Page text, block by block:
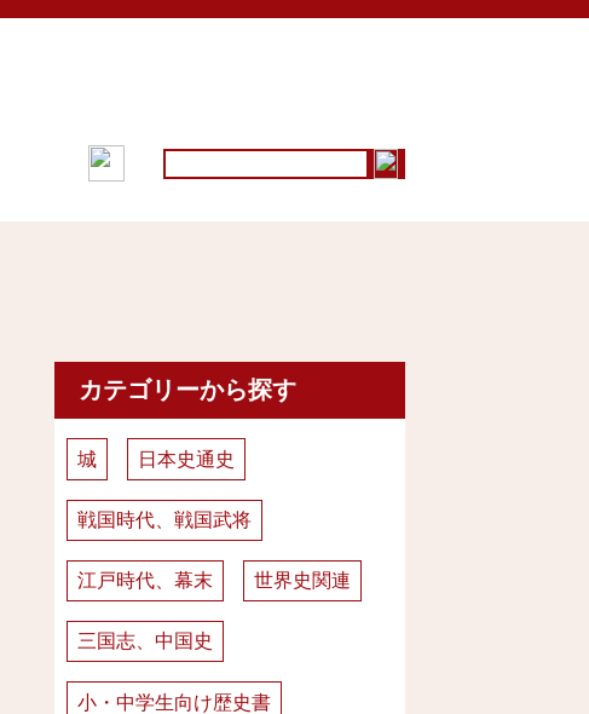
カテゴリーから探す
城 日本史通史
戦国時代、戦国武将
江戸時代、幕末 世界史関連
三国志、中国史
小・中学生向け歴史書